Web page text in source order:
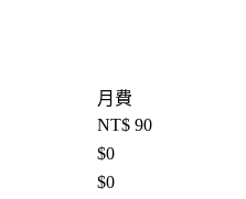
月費
NT$ 90
$0
$0